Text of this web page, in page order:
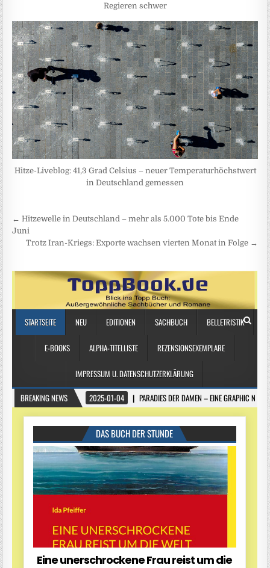
Regieren schwer
Hitze-Liveblog: 41,3 Grad Celsius – neuer Temperaturhöchstwert
in Deutschland gemessen
Beitragsnavigation
← Hitzewelle in Deutschland – mehr als 5.000 Tote bis Ende
Juni
Trotz Iran-Kriegs: Exporte wachsen vierten Monat in Folge →